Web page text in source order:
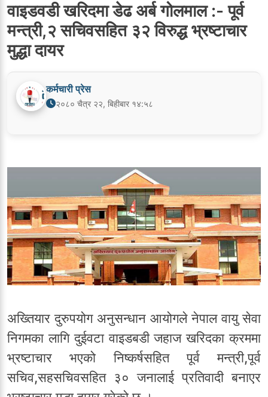
वाइडवडी खरिदमा डेढ अर्ब गोलमाल :- पूर्व
मन्त्री,२ सचिवसहित ३२ विरुद्ध भ्रष्टाचार
मुद्धा दायर
कर्मचारी प्रेस
२०८० चैत्र २२, बिहीबार १४:५८
अख्तियार दुरुपयोग अनुसन्धान आयोगले नेपाल वायु सेवा
निगमका लागि दुईवटा वाइडबडी जहाज खरिदका क्रममा
भ्रष्टाचार भएको निष्कर्षसहित पूर्व मन्त्री,पूर्व
सचिव,सहसचिवसहित ३० जनालाई प्रतिवादी बनाएर